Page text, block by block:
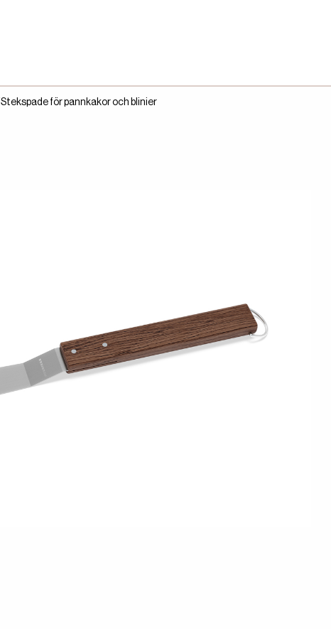
Stekspade för pannkakor och blinier